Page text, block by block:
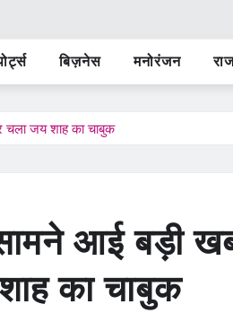
बिज़नेस मनोरंजन
जय शाह का चाबुक
आई बड़ी
का चाबुक